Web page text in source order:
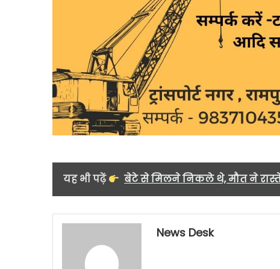
यह भी पढ़ें बेटे से मिलने निकले थे, मौत ने
News Desk